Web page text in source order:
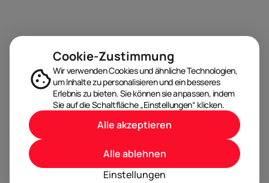
Cookie-Zustimmung
Wir verwenden Cookies und ähnliche Technologien,
um Inhalte zu personalisieren und ein besseres
Erlebnis zu bieten. Sie können sie anpassen, indem
Sie auf die Schaltfläche „Einstellungen“ klicken.
Einstellungen
Alle ablehnen
Alle akzeptieren